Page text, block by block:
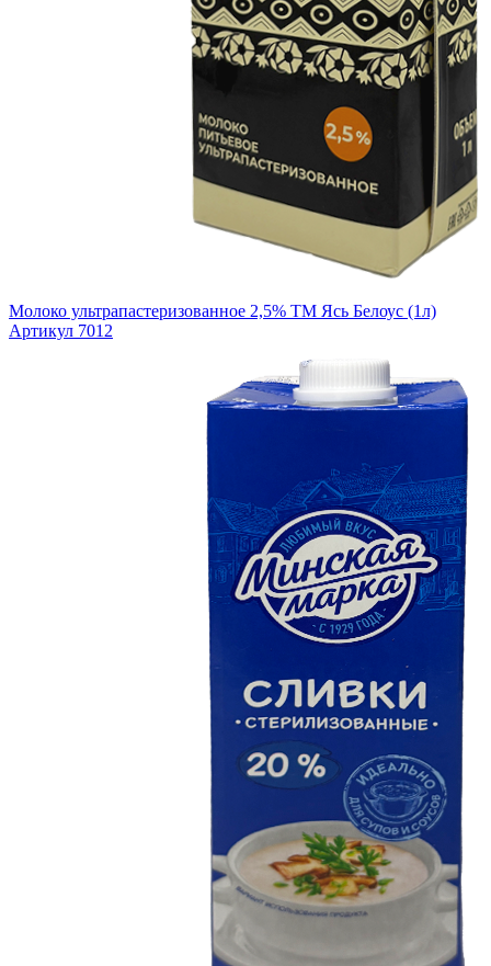
Молоко ультрапастеризованное 2,5% ТМ Ясь Белоус (1л)
Артикул 7012